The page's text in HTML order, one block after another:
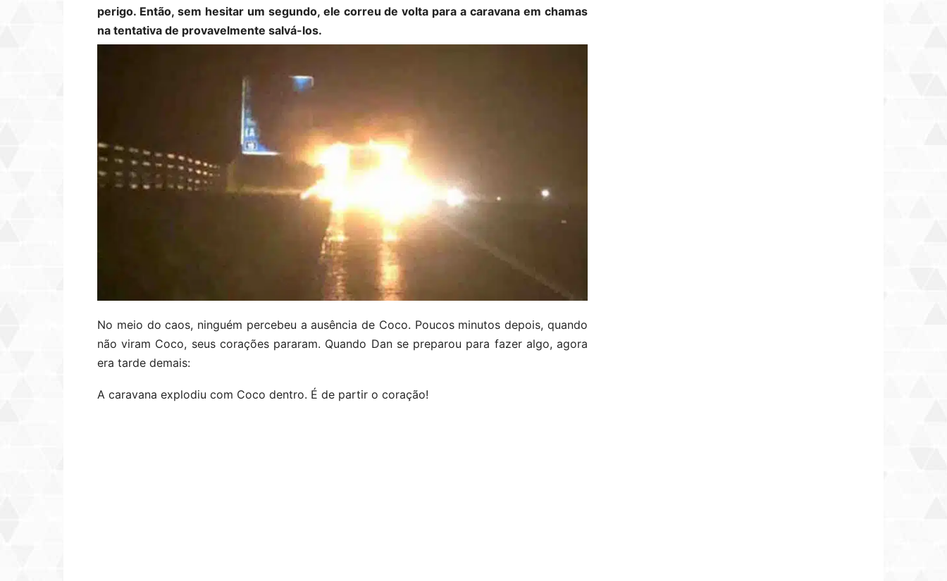
perigo. Então, sem hesitar um segundo, ele correu de volta para a caravana em chamas
na tentativa de provavelmente salvá-los.
No meio do caos, ninguém percebeu a ausência de Coco. Poucos minutos depois, quando
não viram Coco, seus corações pararam. Quando Dan se preparou para fazer algo, agora
era tarde demais:
A caravana explodiu com Coco dentro. É de partir o coração!